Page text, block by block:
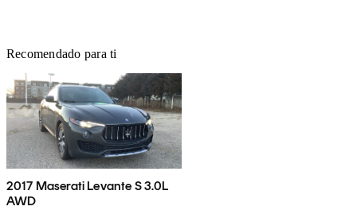
Recomendado para ti
2017 Maserati Levante S 3.0L
AWD